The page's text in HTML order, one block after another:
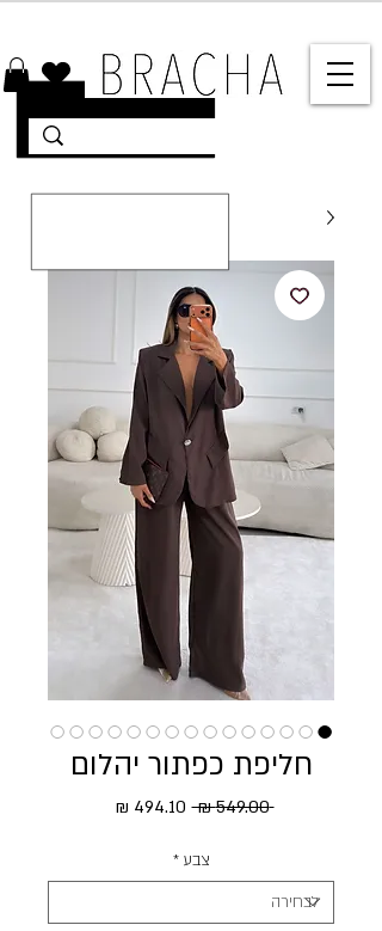
חליפת כפתור יהלום
‏549.00 ‏₪ מחיר רגיל
צבע *